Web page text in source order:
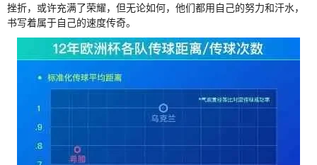
挫折，或许充满了荣耀，但无论如何，他们都用自己的努力和汗水，
书写着属于自己的速度传奇。